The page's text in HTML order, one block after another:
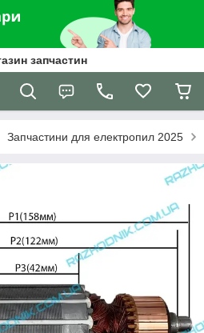
запчастин
Запчастини для електропил 2025